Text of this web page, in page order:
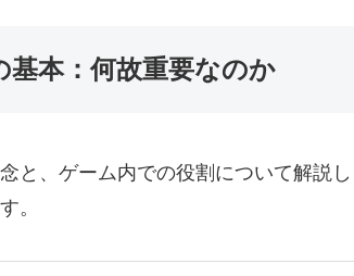
基本：何故重要なのか
と、ゲーム内での役割について解説
。